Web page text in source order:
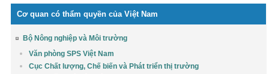
Cơ quan có thẩm quyền của Việt Nam
Bộ Nông nghiệp và Môi trường
Văn phòng SPS Việt Nam
Cục Chất lượng, Chế biến và Phát triển thị trường